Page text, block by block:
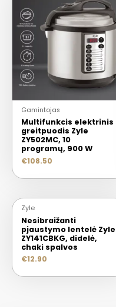
Gamintojas
Multifunkcis elektrinis
greitpuodis Zyle
ZY502MC, 10
programų, 900 W
€108.50
Zyle
Nesibraižanti
pjaustymo lentelė Zyle
ZY141CBKG, didelė,
chaki spalvos
€12.90